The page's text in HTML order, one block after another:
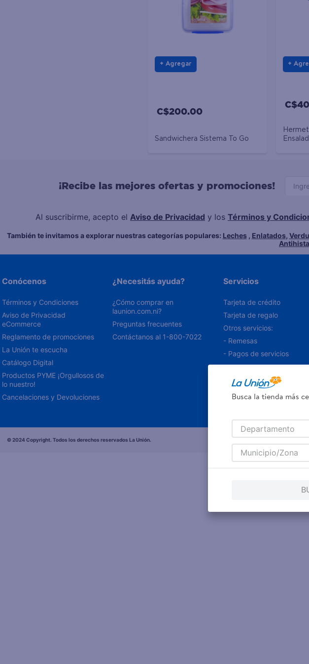
Agregar
C$200.00
Sandwichera Sistema To Go
¡Recibe las mejores ofertas y promociones!
Al suscribirme, acepto el Aviso de Privacidad y los Términos y
También te invitamos a explorar nuestras categorías populares: Leches, Enlatados,
Conócenos
Términos y Condiciones
Aviso de Privacidad
eCommerce
Reglamento de promociones
La Unión te escucha
Catálogo Digital
Productos PYME ¡Orgullosos de
lo nuestro!
Cancelaciones y Devoluciones
¿Necesitás ayuda?
¿Cómo comprar en
launion.com.ni?
Preguntas frecuentes
Contáctanos al 1-800-7022
Servicios
Tarjeta de crédito
Tarjeta de regalo
Otros servicios:
- Remesas
- Pagos de servicios
© 2024 Copyright. Todos los derechos reservados La Unión.
Busca la tienda más
Departamento
Municipio/Zona